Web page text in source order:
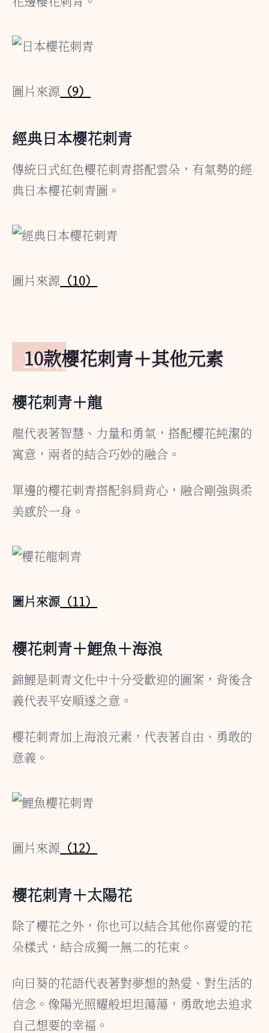
圖片來源 （9）
經典日本櫻花刺青
傳統日式紅色櫻花刺青搭配雲朵，有氣勢的經
典日本櫻花刺青圖。
圖片來源 （10）
10款櫻花刺青＋其他元素
櫻花刺青＋龍
龍代表著智慧、力量和勇氣，搭配櫻花純潔的
寓意，兩者的結合巧妙的融合。
單邊的櫻花刺青搭配斜肩背心，融合剛強與柔
美感於一身。
圖片來源 （11）
櫻花刺青＋鯉魚＋海浪
錦鯉是刺青文化中十分受歡迎的圖案，背後含
義代表平安順遂之意。
櫻花刺青加上海浪元素，代表著自由、勇敢的
意義。
圖片來源 （12）
櫻花刺青＋太陽花
除了櫻花之外，你也可以結合其他你喜愛的花
朵樣式，結合成獨一無二的花束。
向日葵的花語代表著對夢想的熱愛、對生活的
信念。像陽光照耀般坦坦蕩蕩，勇敢地去追求
自己想要的幸福。